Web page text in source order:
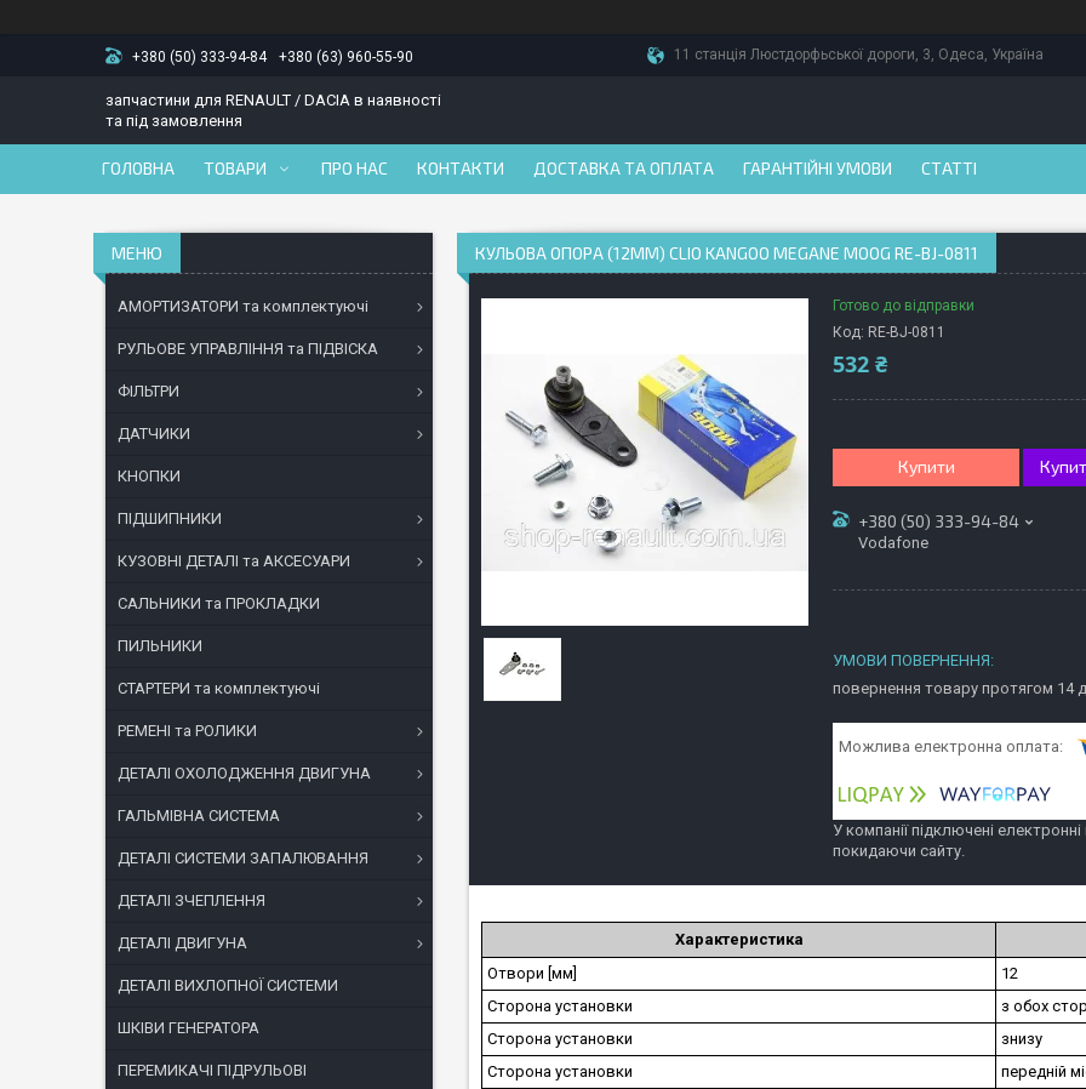
+380 (50) 333-94-84 +380 (63) 960-55-90 11 станція Люстдорфьської дороги, 3, Одеса, Україна
запчастини для RENAULT / DACIA в наявності
та під замовлення
ГОЛОВНА ТОВАРИ ПРО НАС КОНТАКТИ ДОСТАВКА ТА ОПЛАТА ГАРАНТІЙНІ УМОВИ СТАТТІ
КУЛЬОВА ОПОРА (12ММ) CLIO KANGOO MEGANE MOOG RE-BJ-0811
Готово до відправки
Код: RE-BJ-0811
532 ₴
Купити
+380 (50) 333-94-84
Vodafone
повернення товару протягом 14
У компанії підключені
покидаючи сайту.
Характеристика
Отвори [мм]
12
Сторона установки
з обох
Сторона установки
знизу
Сторона установки
передній
АМОРТИЗАТОРИ та комплектуючі
РУЛЬОВЕ УПРАВЛІННЯ та ПІДВІСКА
ФІЛЬТРИ
ДАТЧИКИ
КНОПКИ
ПІДШИПНИКИ
КУЗОВНІ ДЕТАЛІ та АКСЕСУАРИ
САЛЬНИКИ та ПРОКЛАДКИ
ПИЛЬНИКИ
СТАРТЕРИ та комплектуючі
РЕМЕНІ та РОЛИКИ
ДЕТАЛІ ОХОЛОДЖЕННЯ ДВИГУНА
ГАЛЬМІВНА СИСТЕМА
ДЕТАЛІ СИСТЕМИ ЗАПАЛЮВАННЯ
ДЕТАЛІ ЗЧЕПЛЕННЯ
ДЕТАЛІ ДВИГУНА
ДЕТАЛІ ВИХЛОПНОЇ СИСТЕМИ
ШКІВИ ГЕНЕРАТОРА
ПЕРЕМИКАЧІ ПІДРУЛЬОВІ